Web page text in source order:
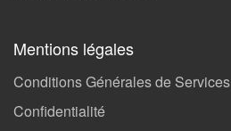
Mentions légales
Conditions Générales de Services
Confidentialité